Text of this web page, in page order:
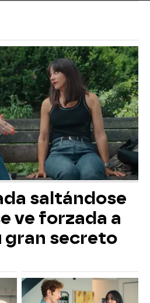
saltándose
ve forzada a
gran secreto